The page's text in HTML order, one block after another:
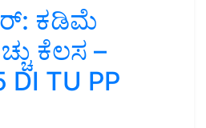
ಕಡಿಮೆ
ಕೆಲಸ –
TU PP